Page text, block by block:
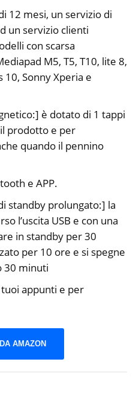
12 mesi, un servizio di
un servizio clienti
con scarsa
M5, T5, T10, lite 8,
10, Sonny Xperia e
è dotato di 1 tappi
prodotto e per
quando il pennino
e APP.
standby prolungato:] la
l’uscita USB e con una
in standby per 30
per 10 ore e si spegne
30 minuti
appunti e per
AMAZON